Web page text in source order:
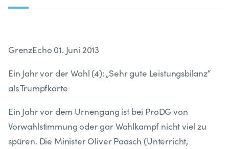
GrenzEcho 01. Juni 2013
Ein Jahr vor der Wahl (4): „Sehr gute Leistungsbilanz“
als Trumpfkarte
Ein Jahr vor dem Urnengang ist bei ProDG von
Vorwahlstimmung oder gar Wahlkampf nicht viel zu
spüren. Die Minister Oliver Paasch (Unterricht,